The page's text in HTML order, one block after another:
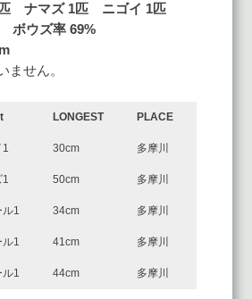
匹 ナマズ 1匹 ニゴイ 1匹
ボウズ率 69%
ません。
LONGEST PLACE
30cm 多摩川
50cm 多摩川
1 34cm 多摩川
1 41cm 多摩川
1 44cm 多摩川